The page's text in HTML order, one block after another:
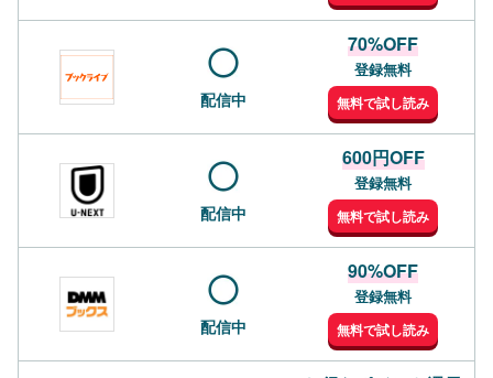
配信中
70%OFF
登録無料
無料で試し読み
配信中
600円OFF
登録無料
無料で試し読み
配信中
90%OFF
登録無料
無料で試し読み